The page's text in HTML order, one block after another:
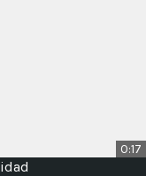
0:17